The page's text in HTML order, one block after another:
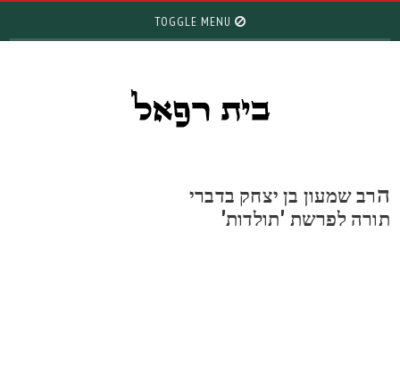
TOGGLE MENU
רב שמעון בן יצחק בדברי
לפרשת 'תולדות'